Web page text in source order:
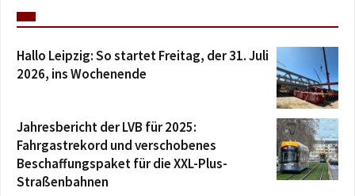
Hallo Leipzig: So startet Freitag, der 31. Juli
2026, ins Wochenende
Jahresbericht der LVB für 2025:
Fahrgastrekord und verschobenes
Beschaffungspaket für die XXL-Plus-
Straßenbahnen